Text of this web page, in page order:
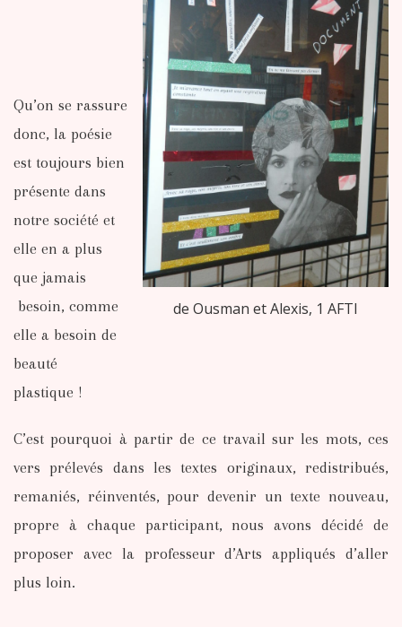
de Ousman et Alexis, 1 AFTI
Qu’on se rassure
donc, la poésie
est toujours bien
présente dans
notre société et
elle en a plus
que jamais
besoin, comme
elle a besoin de
beauté
plastique !
C’est pourquoi à partir de ce travail sur les mots, ces
vers prélevés dans les textes originaux, redistribués,
remaniés, réinventés, pour devenir un texte nouveau,
propre à chaque participant, nous avons décidé de
proposer avec la professeur d’Arts appliqués d’aller
plus loin.